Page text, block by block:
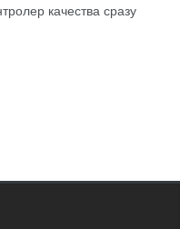
качества сразу